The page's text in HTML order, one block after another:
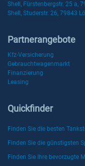
Shell, Fürstenbergstr. 25 a,
Shell, Studerstr. 26, 79843
Partnerangebote
Kfz-Versicherung
Gebrauchtwagenmarkt
Finanzierung
Leasing
Quickfinder
Finden Sie die besten
Finden Sie die günstigsten
Finden Sie Ihre bevorzugte